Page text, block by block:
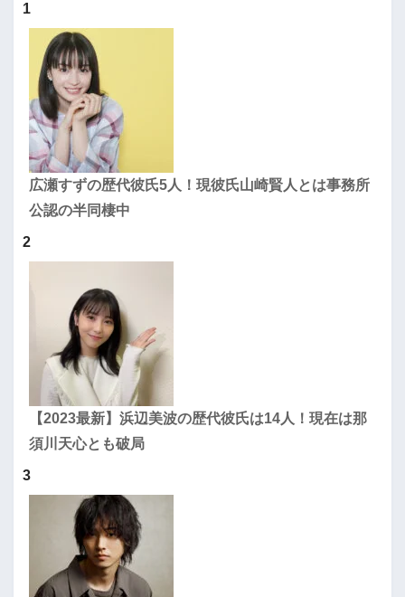
1
広瀬すずの歴代彼氏5人！現彼氏山崎賢人とは事務所
公認の半同棲中
2
【2023最新】浜辺美波の歴代彼氏は14人！現在は那
須川天心とも破局
3